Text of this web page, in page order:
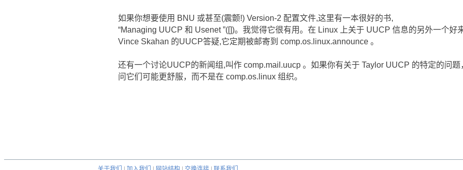
如果你想要使用 BNU 或甚至(震颤!) Version-2 配置文件,这里有一本很好的书,
“Managing UUCP 和 Usenet ”([])。我觉得它很有用。在 Linux 上关于 UUCP 信息的另外一个好
Vince Skahan 的UUCP答疑,它定期被邮寄到 comp.os.linux.announce 。
还有一个讨论UUCP的新闻组,叫作 comp.mail.uucp 。如果你有关于 Taylor UUCP 的特定的问题
问它们可能更舒服，而不是在 comp.os.linux 组织。